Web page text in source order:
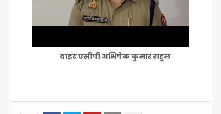
वाइट एसीपी अभिषेक कुमार राहुल